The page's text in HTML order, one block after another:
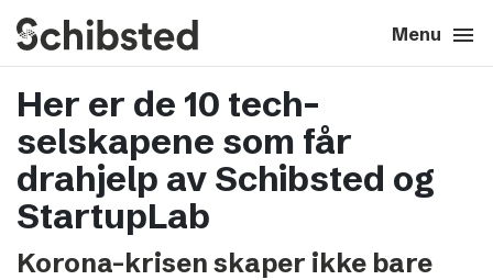
Menu menu
search Close close
About
Career
Tech & AI
Her er de 10 tech-
selskapene som får
drahjelp av Schibsted og
StartupLab
Korona-krisen skaper ikke bare